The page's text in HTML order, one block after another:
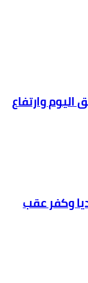
وارتفاع
وكفر عقب